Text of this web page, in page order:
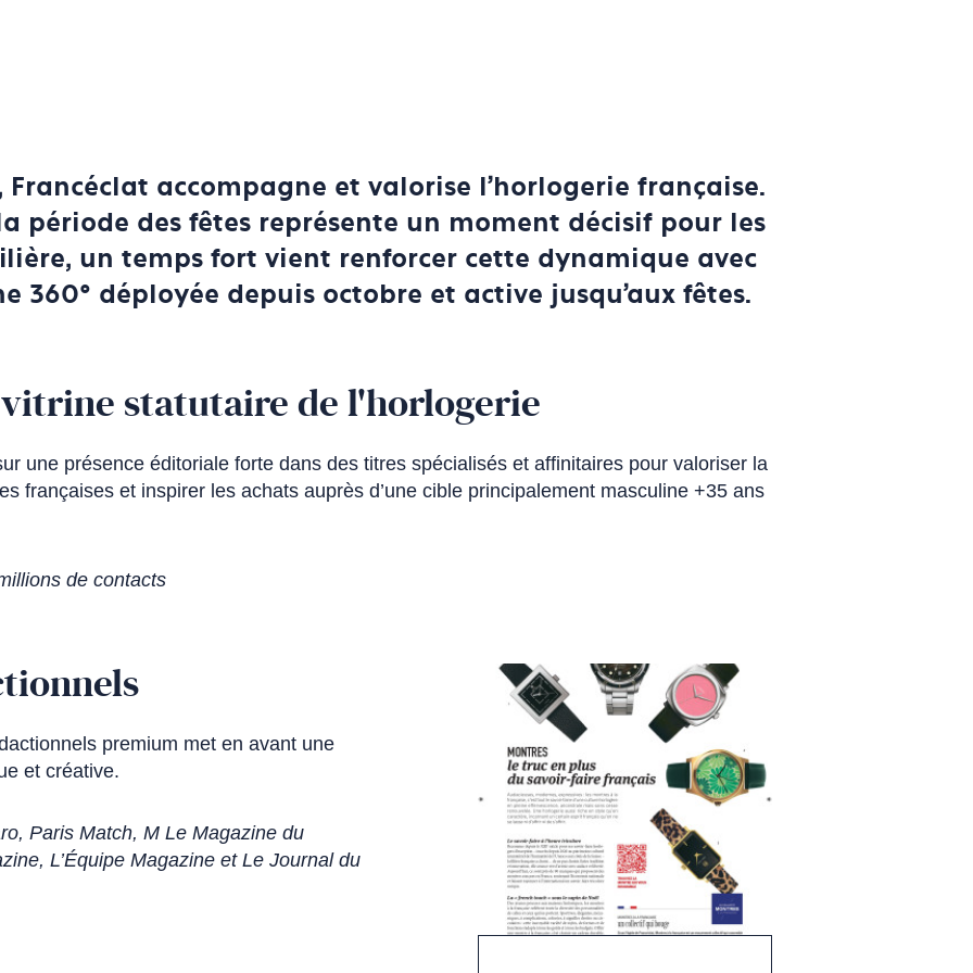
Francéclat accompagne et valorise l’horlogerie française.
période des fêtes représente un moment décisif pour les
un temps fort vient renforcer cette dynamique avec
360° déployée depuis octobre et active jusqu’aux fêtes.
vitrine statutaire de l'horlogerie
une présence éditoriale forte dans des titres spécialisés et affinitaires pour valoriser la
françaises et inspirer les achats auprès d’une cible principalement masculine +35 ans
de contacts
premium met en avant une
et créative.
Paris Match, M Le Magazine du
L’Équipe Magazine et Le Journal du